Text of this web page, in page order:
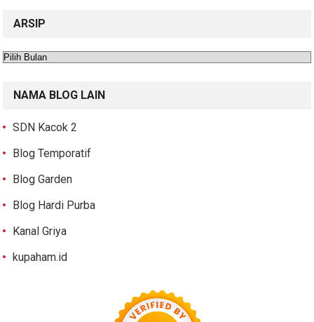
ARSIP
Arsip
NAMA BLOG LAIN
SDN Kacok 2
Blog Temporatif
Blog Garden
Blog Hardi Purba
Kanal Griya
kupaham.id